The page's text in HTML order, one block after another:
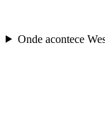
Onde acontece